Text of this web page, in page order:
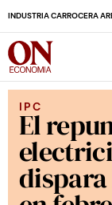
INDUSTRIA CARROCERA
IPC
El